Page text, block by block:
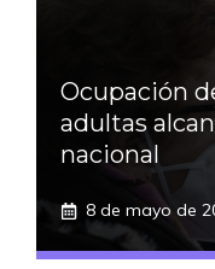
Ocupación
adultas
nacional
8 de mayo de